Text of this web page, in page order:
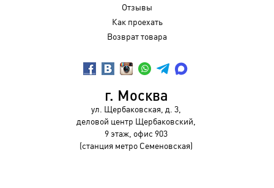
Отзывы
Как проехать
Возврат товара
г. Москва
ул. Щербаковская, д. 3,
деловой центр Щербаковский,
9 этаж, офис 903
(станция метро Семеновская)